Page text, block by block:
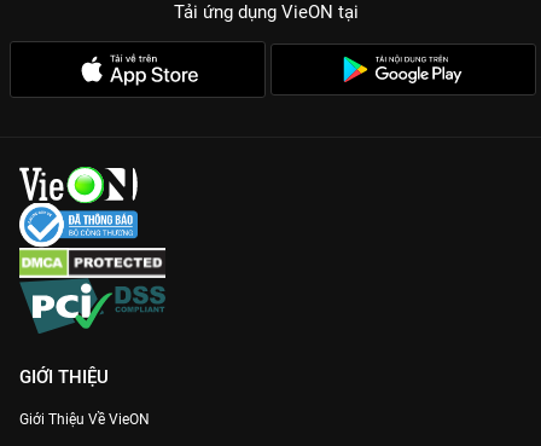
Tải ứng dụng VieON tại
GIỚI THIỆU
Giới Thiệu Về VieON